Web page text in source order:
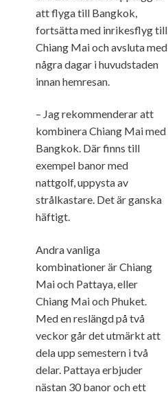
att flyga till Bangkok,
fortsätta med inrikesflyg till
Chiang Mai och avsluta med
några dagar i huvudstaden
innan hemresan.
– Jag rekommenderar att
kombinera Chiang Mai med
Bangkok. Där finns till
exempel banor med
nattgolf, uppysta av
strålkastare. Det är ganska
häftigt.
Andra vanliga
kombinationer är Chiang
Mai och Pattaya, eller
Chiang Mai och Phuket.
Med en reslängd på två
veckor går det utmärkt att
dela upp semestern i två
delar. Pattaya erbjuder
nästan 30 banor och ett